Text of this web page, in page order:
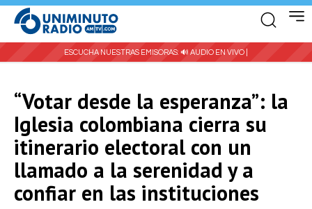
ESCUCHA NUESTRAS EMISORAS: 🔊 AUDIO EN VIVO |
“Votar desde la esperanza”: la
Iglesia colombiana cierra su
itinerario electoral con un
llamado a la serenidad y a
confiar en las instituciones